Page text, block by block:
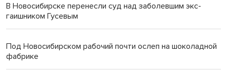
В Новосибирске перенесли суд над заболевшим экс-
гаишником Гусевым
Под Новосибирском рабочий почти ослеп на шоколадной
фабрике